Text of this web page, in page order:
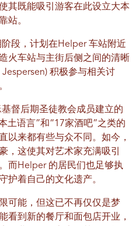
其既能吸引游客在此设立大本
站。
段，计划在Helper 车站附近
火车站与主街后侧之间的清晰
积极参与相关讨
督后期圣徒教会成员建立的
土语言”和“17家酒吧”之类的
以来都有些与众不同。如今，
，这使其对艺术家充满吸引
而Helper 的居民们也足够执
护着自己的文化遗产。
可能，但这已不再仅仅是梦
看到新的餐厅和面包店开业，